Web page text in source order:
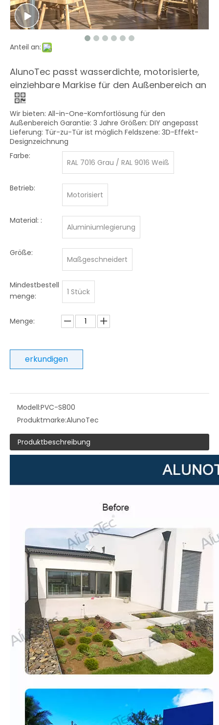
Anteil an:
AlunoTec passt wasserdichte, motorisierte,
einziehbare Markise für den Außenbereich an
Wir bieten: All-in-One-Komfortlösung für den
Außenbereich Garantie: 3 Jahre Größen: DIY angepasst
Lieferung: Tür-zu-Tür ist möglich Feldszene: 3D-Effekt-
Designzeichnung
Farbe:
RAL 7016 Grau / RAL 9016 Weiß
Betrieb:
Motorisiert
Material: :
Aluminiumlegierung
Größe:
Maßgeschneidert
Mindestbestell
menge:
1 Stück
Menge:
erkundigen
Modell:PVC-S800
Produktmarke:AlunoTec
Produktbeschreibung